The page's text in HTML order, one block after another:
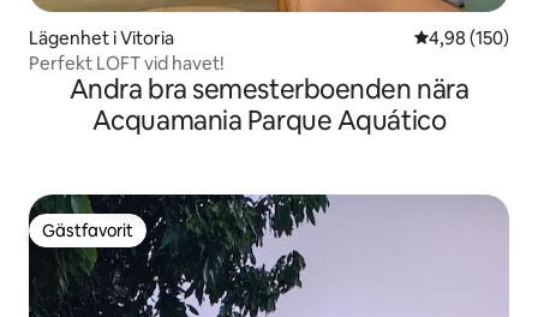
Lägenhet i Vitoria 4,98 av 5 i
4,98 (150)
Perfekt LOFT vid havet!
Andra bra semesterboenden nära
Acquamania Parque Aquático
Gästfavorit
Gästfavorit